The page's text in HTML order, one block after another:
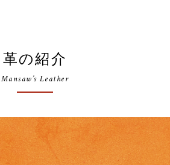
革の紹介
Mansaw’s Leather